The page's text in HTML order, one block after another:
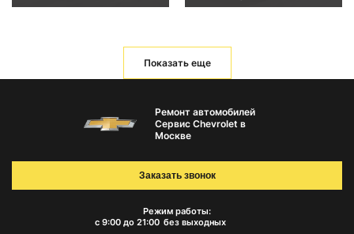
Показать еще
Ремонт автомобилей
Сервис Chevrolet в
Москве
Режим работы:
с 9:00 до 21:00 без выходных
Заказать звонок